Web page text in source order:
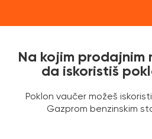
Na kojim prodajnim
da iskoristiš
Poklon vaučer možeš
Gazprom benzinskim